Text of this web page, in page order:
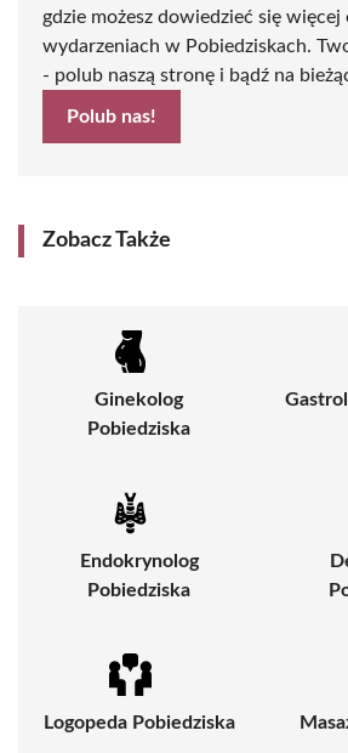
gdzie możesz dowiedzieć się więcej
wydarzeniach w Pobiedziskach.
- polub naszą stronę i bądź na
Polub nas!
Zobacz Także
Ginekolog
Pobiedziska
Endokrynolog
Pobiedziska
Logopeda Pobiedziska